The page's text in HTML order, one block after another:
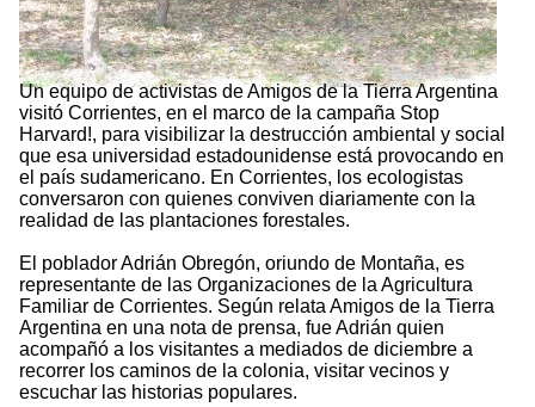
Un equipo de activistas de Amigos de la Tierra Argentina
visitó Corrientes, en el marco de la campaña Stop
Harvard!, para visibilizar la destrucción ambiental y social
que esa universidad estadounidense está provocando en
el país sudamericano. En Corrientes, los ecologistas
conversaron con quienes conviven diariamente con la
realidad de las plantaciones forestales.
El poblador Adrián Obregón, oriundo de Montaña, es
representante de las Organizaciones de la Agricultura
Familiar de Corrientes. Según relata Amigos de la Tierra
Argentina en una nota de prensa, fue Adrián quien
acompañó a los visitantes a mediados de diciembre a
recorrer los caminos de la colonia, visitar vecinos y
escuchar las historias populares.